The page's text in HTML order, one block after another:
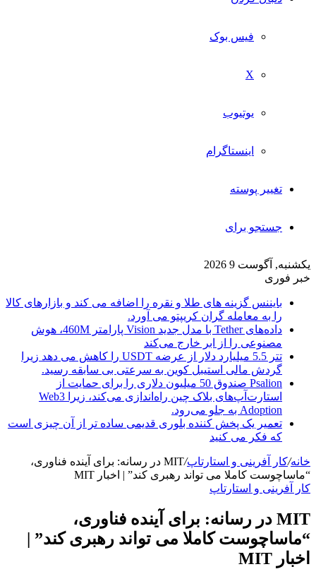
فیس بوک
X
یوتیوب
اینستاگرام
تغییر پوسته
جستجو برای
یکشنبه, آگوست 9 2026
خبر فوری
بایننس گزینه های طلا و نقره را اضافه می کند و بازارهای کالا
را به معامله گران کریپتو می آورد.
داده‌های Tether با مدل جدید Vision پارامتر 460M، هوش
مصنوعی را از ابر خارج می‌کند
تتر 5.5 میلیارد دلار از عرضه USDT را کاهش می دهد زیرا
گردش مالی استیبل کوین به سرعتی بی سابقه رسید.
Psalion صندوق 50 میلیون دلاری را برای حمایت از
استارت‌آپ‌های بلاک چین راه‌اندازی می‌کند، زیرا Web3
Adoption به جلو می‌رود.
تعمیر یک پخش کننده بلوری قدیمی ساده تر از آن چیزی است
که فکر می کنید
خانه/کار آفرینی و استارتاپ/
MIT در رسانه: برای آینده فناوری،
“ماساچوست کاملا می تواند رهبری کند” | اخبار MIT
کار آفرینی و استارتاپ
MIT در رسانه: برای آینده فناوری،
“ماساچوست کاملا می تواند رهبری کند” |
اخبار MIT